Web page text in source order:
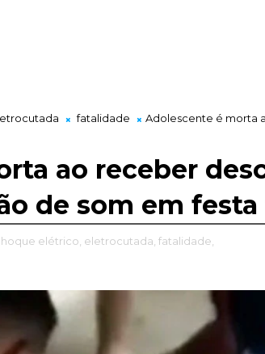
fatalidade
Adolescente é morta
ao receber
de som em
elétrico, eletrocutada, fatalidade,